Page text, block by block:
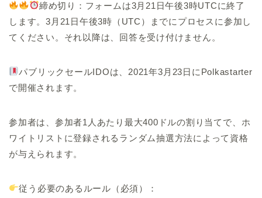
締め切り：フォームは3月21日午後3時UTCに終了
します。3月21日午後3時（UTC）までにプロセスに参加し
てください。それ以降は、回答を受け付けません。
パブリックセールIDOは、2021年3月23日にPolkastarter
で開催されます。
参加者は、参加者1人あたり最大400ドルの割り当てで、ホ
ワイトリストに登録されるランダム抽選方法によって資格
が与えられます。
従う必要のあるルール（必須）：